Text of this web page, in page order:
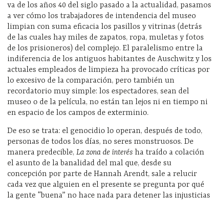
va de los años 40 del siglo pasado a la actualidad, pasamos
a ver cómo los trabajadores de intendencia del museo
limpian con suma eficacia los pasillos y vitrinas (detrás
de las cuales hay miles de zapatos, ropa, muletas y fotos
de los prisioneros) del complejo. El paralelismo entre la
indiferencia de los antiguos habitantes de Auschwitz y los
actuales empleados de limpieza ha provocado críticas por
lo excesivo de la comparación, pero también un
recordatorio muy simple: los espectadores, sean del
museo o de la película, no están tan lejos ni en tiempo ni
en espacio de los campos de exterminio.
De eso se trata: el genocidio lo operan, después de todo,
personas de todos los días, no seres monstruosos. De
manera predecible, La zona de interés ha traído a colación
el asunto de la banalidad del mal que, desde su
concepción por parte de Hannah Arendt, sale a relucir
cada vez que alguien en el presente se pregunta por qué
la gente “buena” no hace nada para detener las injusticias